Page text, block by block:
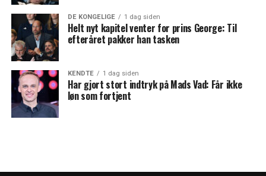
DE KONGELIGE 1 dag siden
Helt nyt kapitel venter for prins George: Til
efteråret pakker han tasken
KENDTE 1 dag siden
Har gjort stort indtryk på Mads Vad: Får ikke
løn som fortjent